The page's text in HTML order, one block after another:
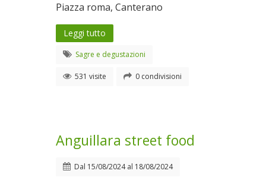
Piazza roma, Canterano
Leggi tutto
Sagre e degustazioni
531 visite 0 condivisioni
Anguillara street food
Dal 15/08/2024al 18/08/2024